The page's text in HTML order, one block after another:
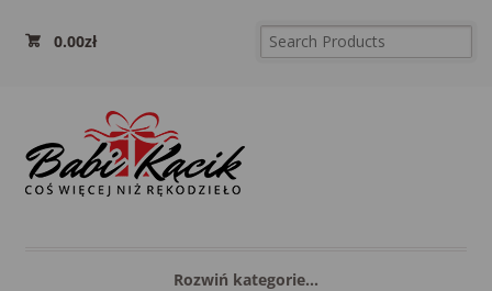
0.00zł
Rozwiń kategorie...